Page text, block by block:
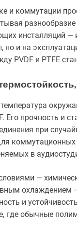
и коммутации
инсталляций
но и на
PVDF и PTFE
Его прочность и
при
в
—
охлаждением
и
где обычные